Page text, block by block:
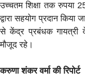
उच्चतम शिक्षा तक रुपया
द्वारा सहयोग प्रदान
से केंद्र प्रबंधक गायत्री
मौजूद रहे।
करुणा शंकर वर्मा की रिपोर्ट